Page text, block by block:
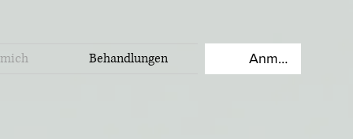
Behandlungen Anmelden